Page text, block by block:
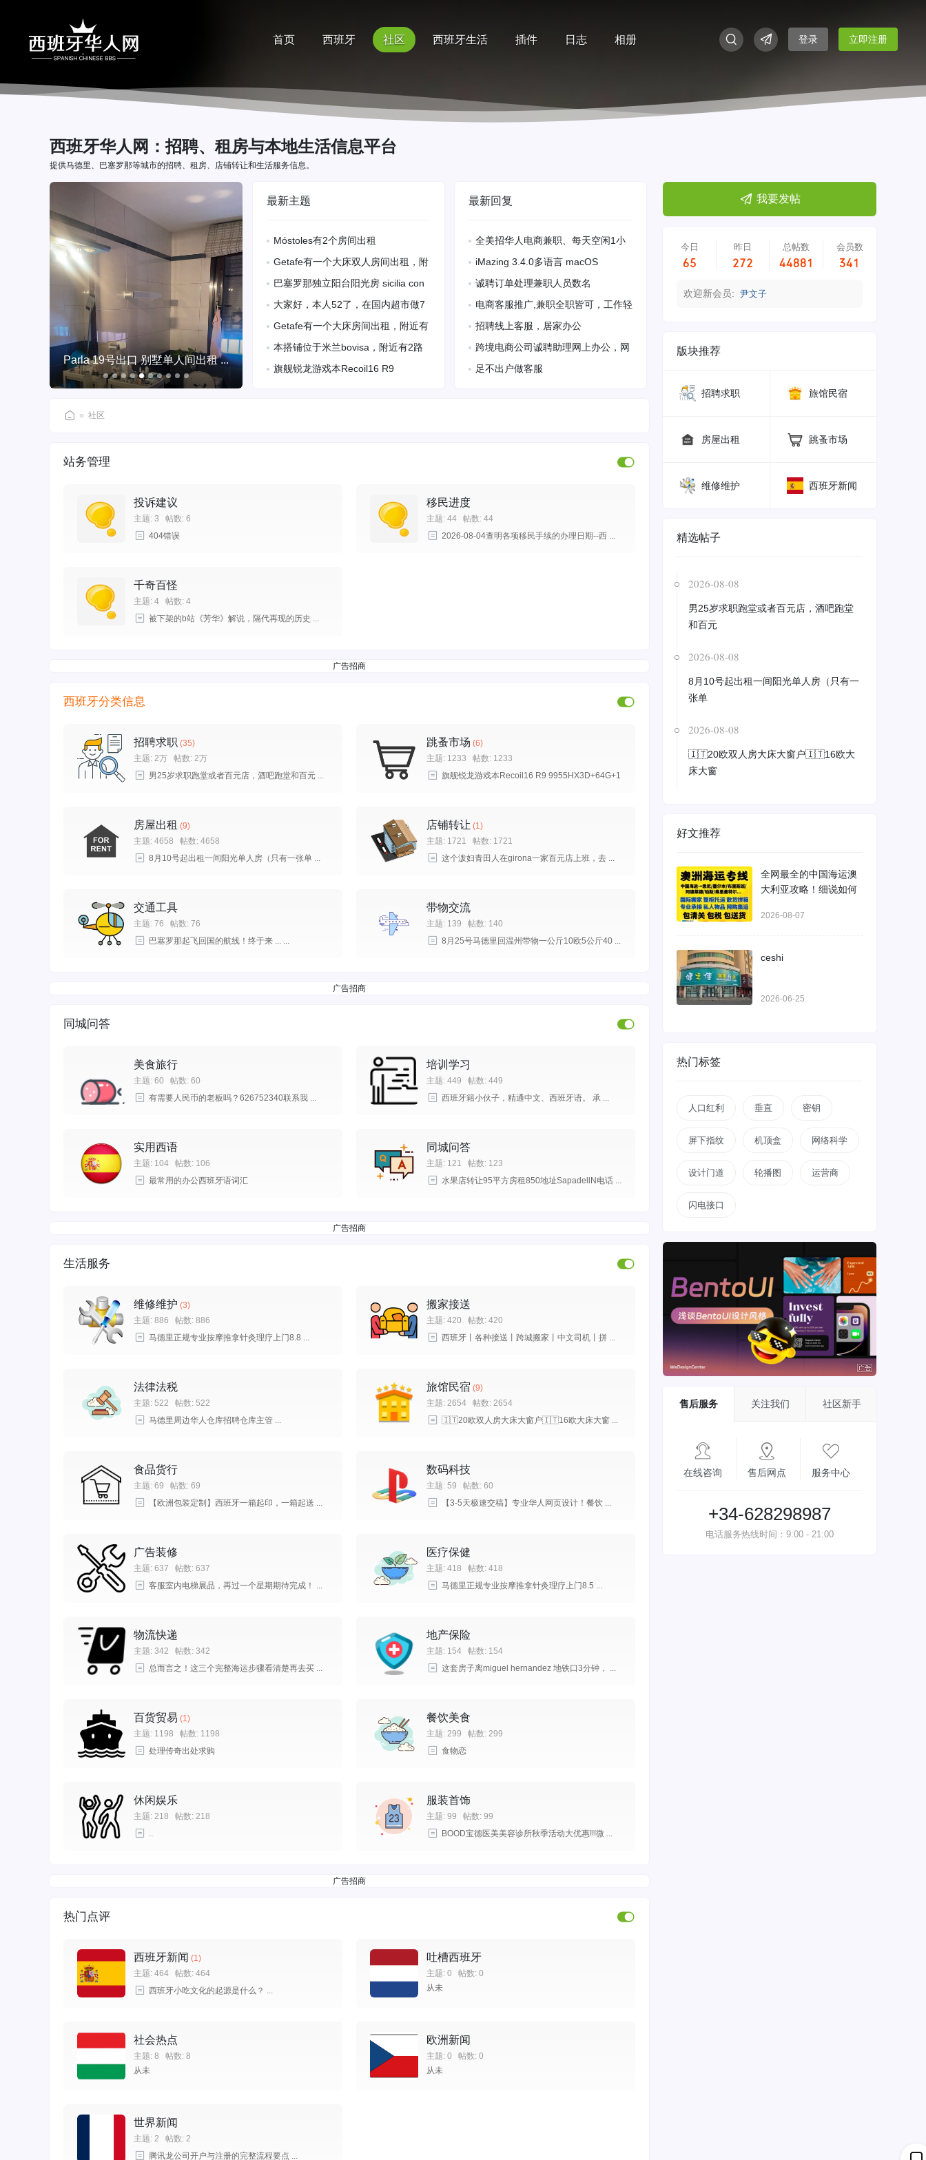
首页 西班牙 社区 西班牙生活 插件 日志 相册 登录 立即注册
西班牙华人网：招聘、租房与本地生活信息平台
提供马德里、巴塞罗那等城市的招聘、租房、店铺转让和生活服务信息。
Parla 19号出口 别墅单人间出租 ...
最新主题
Móstoles有2个房间出租
Getafe有一个大床双人房间出租，附
便，房租3
巴塞罗那独立阳台阳光房 sicilia con
大家好，本人52了，在国内超市做7
3年半，做了
Getafe有一个大床房间出租，附近有
本搭铺位于米兰bovisa，附近有2路
旗舰锐龙游戏本Recoil16 R9
最新回复
全美招华人电商兼职、每天空闲1小
iMazing 3.4.0多语言 macOS
诚聘订单处理兼职人员数名
电商客服推广,兼职全职皆可，工作轻
招聘线上客服，居家办公
跨境电商公司诚聘助理网上办公，网
足不出户做客服
班
» 社区
站务管理
投诉建议
主题: 3
帖数: 6
404错误
移民进度
主题: 44
帖数: 44
2026-08-04查明各项移民手续的办理日期--西 ...
千奇百怪
主题: 4
帖数: 4
被下架的b站《芳华》解说，隔代再现的历史 ...
广告招商
西班牙分类信息
招聘求职 (35)
主题: 2万 帖数: 2万
男25岁求职跑堂或者百元店，酒吧跑堂和百元 ...
跳蚤市场 (6)
主题: 1233
帖数: 1233
旗舰锐龙游戏本Recoil16 R9 9955HX3D+64G+1
房屋出租 (9)
主题: 4658
帖数: 4658
8月10号起出租一间阳光单人房（只有一张单 ...
店铺转让 (1)
主题: 1721
帖数: 1721
这个泼妇青田人在girona一家百元店上班，去 ...
交通工具
主题: 76
帖数: 76
巴塞罗那起飞回国的航线！终于来 ... ...
带物交流
主题: 139
帖数: 140
8月25号马德里回温州带物一公斤10欧5公斤40 ...
广告招商
同城问答
美食旅行
主题: 60
帖数: 60
有需要人民币的老板吗？626752340联系我 ...
培训学习
主题: 449
帖数: 449
西班牙籍小伙子，精通中文、西班牙语。 承 ...
实用西语
主题: 104
帖数: 106
最常用的办公西班牙语词汇
同城问答
主题: 121
帖数: 123
水果店转让95平方房租850地址SapadellN电话 ...
广告招商
生活服务
维修维护 (3)
主题: 886
帖数: 886
马德里正规专业按摩推拿针灸理疗上门8.8 ...
搬家接送
主题: 420
帖数: 420
西班牙丨各种接送丨跨城搬家丨中文司机丨拼 ...
法律法税
主题: 522
帖数: 522
马德里周边华人仓库招聘仓库主管 ...
旅馆民宿 (9)
主题: 2654
帖数: 2654
🇮🇹20欧双人房大床大窗户🇮🇹16欧大床大窗 ...
食品货行
主题: 69
帖数: 69
【欧洲包装定制】西班牙一箱起印，一箱起送 ...
数码科技
主题: 59
帖数: 60
【3-5天极速交稿】专业华人网页设计！餐饮 ...
广告装修
主题: 637
帖数: 637
客服室内电梯展品，再过一个星期期待完成！ ...
医疗保健
主题: 418
帖数: 418
马德里正规专业按摩推拿针灸理疗上门8.5 ...
物流快递
主题: 342
帖数: 342
总而言之！这三个完整海运步骤看清楚再去买 ...
地产保险
主题: 154
帖数: 154
这套房子离miguel hernandez 地铁口3分钟， ...
百货贸易 (1)
主题: 1198
帖数: 1198
处理传奇出处求购
餐饮美食
主题: 299
帖数: 299
食物恋
休闲娱乐
主题: 218
帖数: 218
服装首饰
主题: 99
帖数: 99
BOOD宝德医美美容诊所秋季活动大优惠!!!微 ...
广告招商
热门点评
西班牙新闻 (1)
主题: 464
帖数: 464
西班牙小吃文化的起源是什么？ ...
吐槽西班牙
主题: 0
帖数: 0
从未
社会热点
主题: 8
帖数: 8
从未
欧洲新闻
主题: 0
帖数: 0
从未
世界新闻
主题: 2
帖数: 2
腾讯龙公司开户与注册的完整流程要点 ...
我要发帖
今日
65
昨日
272
总帖数
44881
会员数
341
欢迎新会员: 尹文子
版块推荐
招聘求职 旅馆民宿
房屋出租 跳蚤市场
维修维护 西班牙新闻
精选帖子
2026-08-08
男25岁求职跑堂或者百元店，酒吧跑堂
和百元
2026-08-08
8月10号起出租一间阳光单人房（只有一
张单
2026-08-08
🇮🇹20欧双人房大床大窗户🇮🇹16欧大
床大窗
好文推荐
全网最全的中国海运澳
大利亚攻略！细说如何
2026-08-07
ceshi
2026-06-25
热门标签
人口红利 垂直 密钥
屏下指纹 机顶盒 网络科学
设计门道 轮播图 运营商
闪电接口
售后服务 关注我们 社区新手
在线咨询 售后网点 服务中心
+34-628298987
电话服务热线时间：9:00 - 21:00